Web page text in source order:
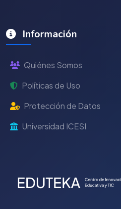
Información
Quiénes Somos
Políticas de Uso
Protección de Datos
Universidad ICESI